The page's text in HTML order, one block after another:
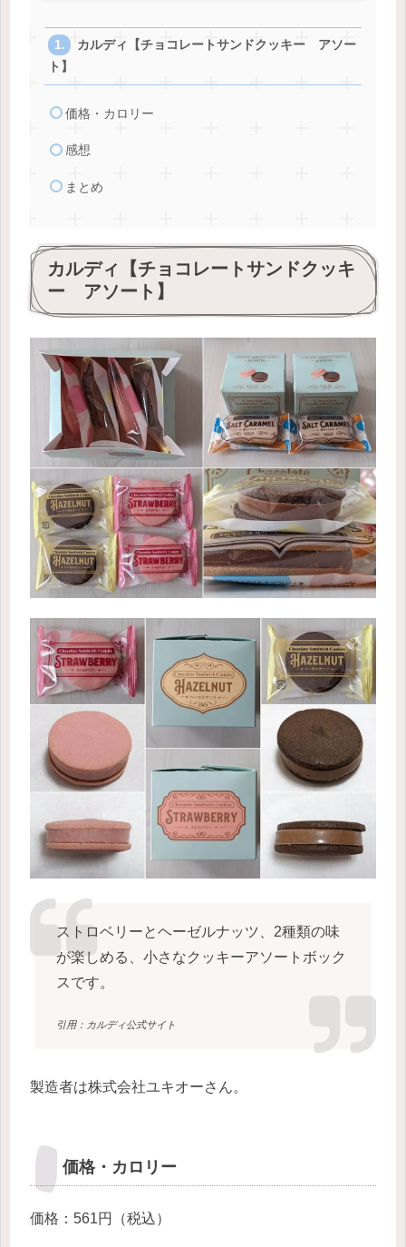
カルディ【チョコレートサンドクッキー アソー
ト】
価格・カロリー
感想
まとめ
カルディ【チョコレートサンドクッキ
ー アソート】
ストロベリーとヘーゼルナッツ、2種類の味
が楽しめる、小さなクッキーアソートボック
スです。
引用：カルディ公式サイト
製造者は株式会社ユキオーさん。
価格・カロリー
価格：561円（税込）